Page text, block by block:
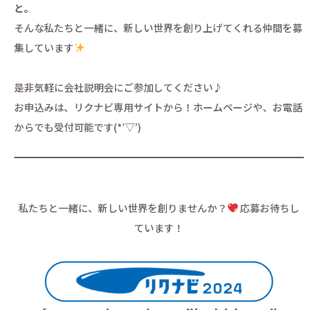
と。
そんな私たちと一緒に、新しい世界を創り上げてくれる仲間を募
集しています
是非気軽に会社説明会にご参加してください♪
お申込みは、リクナビ専用サイトから！ホームページや、お電話
からでも受付可能です(*’▽’)
私たちと一緒に、新しい世界を創りませんか？
応募お待ちし
ています！